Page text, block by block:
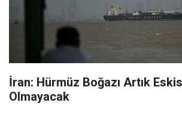
İran: Hürmüz Boğazı Artık
Olmayacak